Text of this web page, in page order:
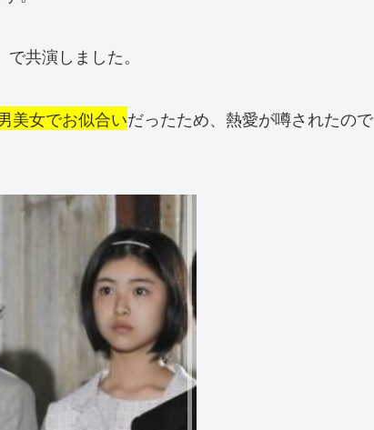
で共演しました。
美女でお似合いだったため、熱愛が噂されたので